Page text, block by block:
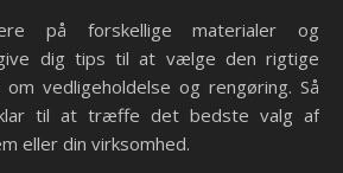
på forskellige materialer og
give dig tips til at vælge den rigtige
vedligeholdelse og rengøring. Så
til at træffe det bedste valg af
eller din virksomhed.